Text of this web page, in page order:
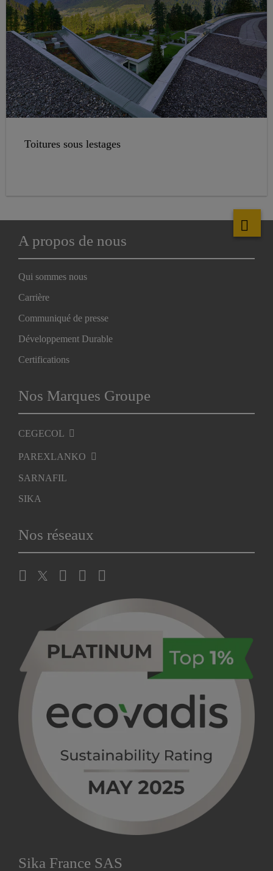
Toitures sous lestages
A propos de nous
Qui sommes nous
Carrière
Communiqué de presse
Développement Durable
Certifications
Nos Marques Groupe
CEGECOL
PAREXLANKO
SARNAFIL
SIKA
Nos réseaux
Sika France SAS